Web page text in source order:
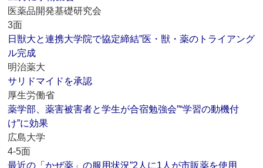
医薬品開発基礎研究会
3面
日獣大と連携大学院で協定締結”医・獣・薬のトライアング
ル完成
明治薬大
サリドマイドを承認
厚生労働省
薬学部、薬害被害者と学生が合宿勉強会”“学習の動機付
け”に効果
広島大学
4-5面
最近の「かぜ薬」の服用状況”2人に1人が市販薬を使用